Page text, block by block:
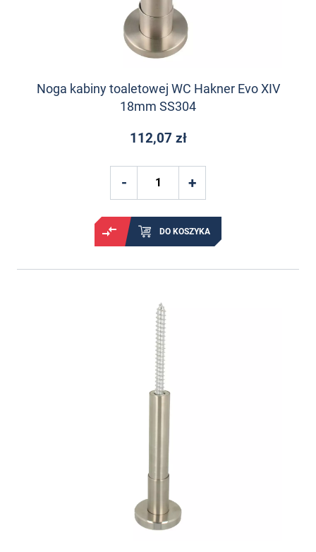
Noga kabiny toaletowej WC Hakner Evo XIV
18mm SS304
112,07 zł
DO KOSZYKA